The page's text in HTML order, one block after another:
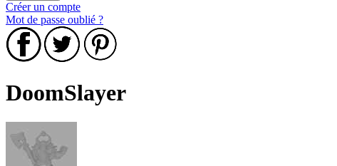
Créer un compte
Mot de passe oublié ?
DoomSlayer